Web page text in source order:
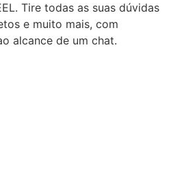
Tire todas as suas dúvidas
e muito mais, com
alcance de um chat.